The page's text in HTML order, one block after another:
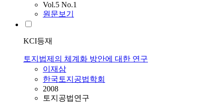
Vol.5 No.1
원문보기
KCI등재
토지법제의 체계화 방안에 대한 연구
이재삼
한국토지공법학회
2008
토지공법연구